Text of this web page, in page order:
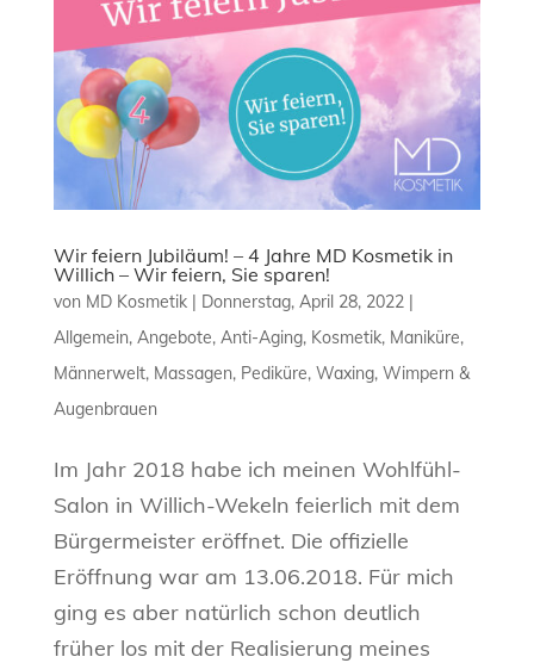
Wir feiern Jubiläum! – 4 Jahre MD Kosmetik in
Willich – Wir feiern, Sie sparen!
von MD Kosmetik| Donnerstag, April 28, 2022|
Allgemein, Angebote, Anti-Aging, Kosmetik, Maniküre,
Männerwelt, Massagen, Pediküre, Waxing, Wimpern &
Augenbrauen
Im Jahr 2018 habe ich meinen Wohlfühl-
Salon in Willich-Wekeln feierlich mit dem
Bürgermeister eröffnet. Die offizielle
Eröffnung war am 13.06.2018. Für mich
ging es aber natürlich schon deutlich
früher los mit der Realisierung meines